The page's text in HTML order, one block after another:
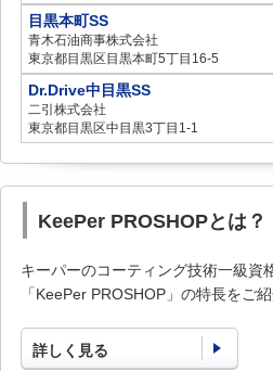
目黒本町SS
青木石油商事株式会社
東京都目黒区目黒本町5丁目16-5
Dr.Drive中目黒SS
二引株式会社
東京都目黒区中目黒3丁目1-1
KeePer PROSHOPとは？
キーパーのコーティング技術一級資
「KeePer PROSHOP」の特長をご紹
詳しく見る